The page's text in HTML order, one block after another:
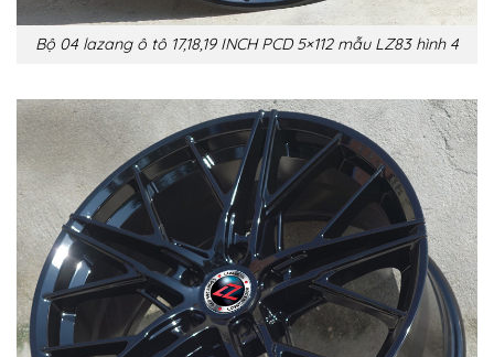
Bộ 04 lazang ô tô 17,18,19 INCH PCD 5×112 mẫu LZ83 hình 4